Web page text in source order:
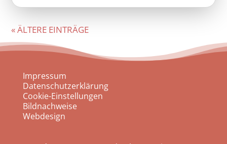
« ÄLTERE EINTRÄGE
Impressum
Datenschutzerklärung
Cookie-Einstellungen
Bildnachweise
Webdesign